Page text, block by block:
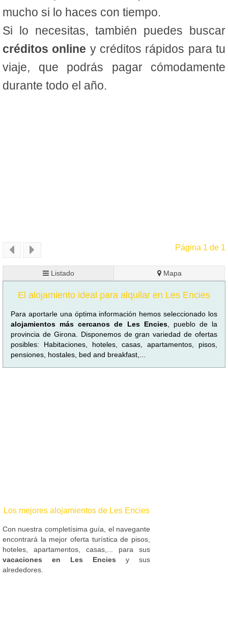
mucho si lo haces con tiempo.
Si lo necesitas, también puedes buscar
créditos online y créditos rápidos para tu
viaje, que podrás pagar cómodamente
durante todo el año.
Página 1 de 1
Listado Mapa
El alojamiento ideal para alquilar en Les Encies
Para aportarle una óptima información hemos seleccionado los
alojamientos más cercanos de Les Encies, pueblo de la
provincia de Girona. Disponemos de gran variedad de ofertas
posibles: Habitaciones, hoteles, casas, apartamentos, pisos,
pensiones, hostales, bed and breakfast,...
Los mejores alojamientos de Les Encies
Con nuestra completísima guía, el navegante
encontrará la mejor oferta turística de pisos,
hoteles, apartamentos, casas,... para sus
vacaciones en Les Encies y sus
alrededores.